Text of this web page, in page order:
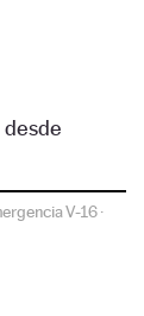
V-16·